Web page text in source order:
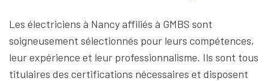
Les électriciens à Nancy affiliés à GMBS sont
soigneusement sélectionnés pour leurs compétences,
leur expérience et leur professionnalisme. Ils sont tous
titulaires des certifications nécessaires et disposent